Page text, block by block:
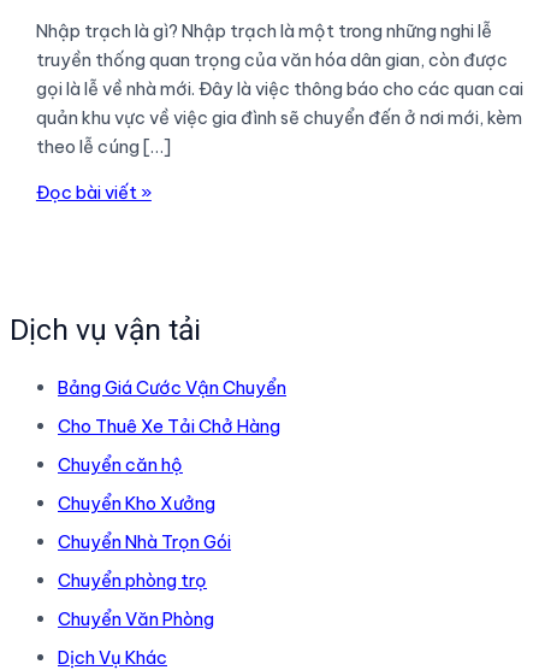
Nhập trạch là gì? Nhập trạch là một trong những nghi lễ
truyền thống quan trọng của văn hóa dân gian, còn được
gọi là lễ về nhà mới. Đây là việc thông báo cho các quan cai
quản khu vực về việc gia đình sẽ chuyển đến ở nơi mới, kèm
theo lễ cúng […]
NHẬP
CHUẨN
GÌ
KHI
TRẠCH?
Đọc bài viết »
Dịch vụ vận tải
Bảng Giá Cước Vận Chuyển
Cho Thuê Xe Tải Chở Hàng
Chuyển căn hộ
Chuyển Kho Xưởng
Chuyển Nhà Trọn Gói
Chuyển phòng trọ
Chuyển Văn Phòng
Dịch Vụ Khác